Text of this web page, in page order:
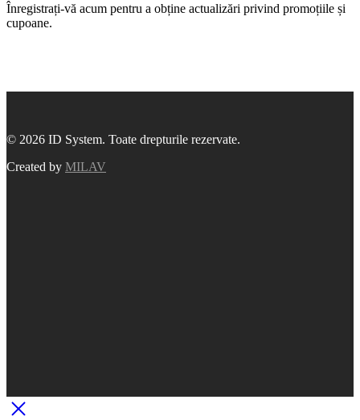
Înregistrați-vă acum pentru a obține actualizări privind promoțiile și
cupoane.
© 2026 ID System. Toate drepturile rezervate.
Created by MILAV